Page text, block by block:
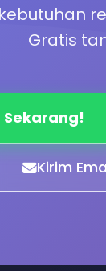
Gratis
Kirim